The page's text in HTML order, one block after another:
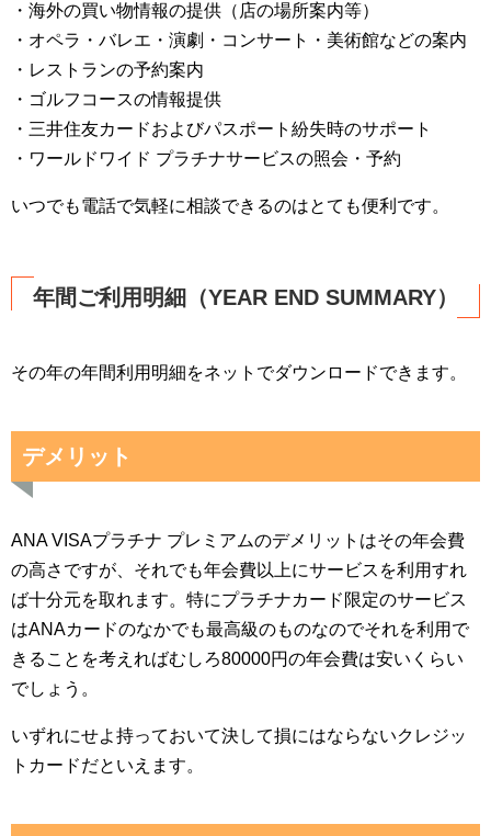
・海外の買い物情報の提供（店の場所案内等）
・オペラ・バレエ・演劇・コンサート・美術館などの案内
・レストランの予約案内
・ゴルフコースの情報提供
・三井住友カードおよびパスポート紛失時のサポート
・ワールドワイド プラチナサービスの照会・予約
いつでも電話で気軽に相談できるのはとても便利です。
年間ご利用明細（YEAR END SUMMARY）
その年の年間利用明細をネットでダウンロードできます。
デメリット
ANA VISAプラチナ プレミアムのデメリットはその年会費
の高さですが、それでも年会費以上にサービスを利用すれ
ば十分元を取れます。特にプラチナカード限定のサービス
はANAカードのなかでも最高級のものなのでそれを利用で
きることを考えればむしろ80000円の年会費は安いくらい
でしょう。
いずれにせよ持っておいて決して損にはならないクレジッ
トカードだといえます。